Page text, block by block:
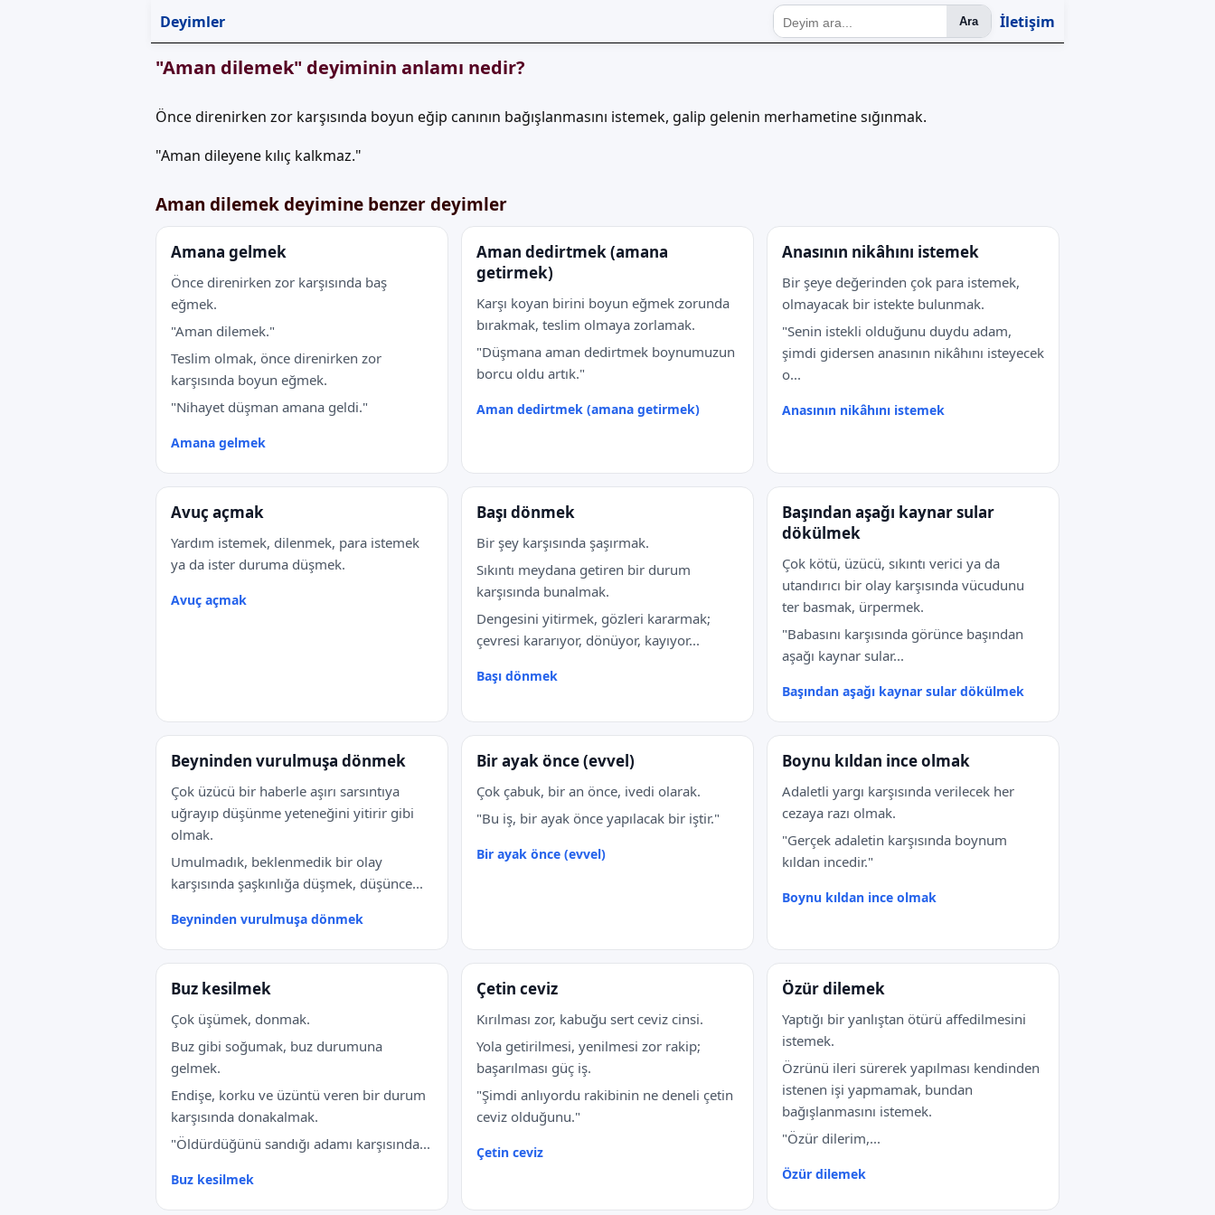
Deyimler Ara İletişim
"Aman dilemek" deyiminin anlamı nedir?
Önce direnirken zor karşısında boyun eğip canının bağışlanmasını istemek, galip gelenin merhametine sığınmak.
"Aman dileyene kılıç kalkmaz."
Aman dilemek deyimine benzer deyimler
Amana gelmek
Önce direnirken zor karşısında baş
eğmek.
"Aman dilemek."
Teslim olmak, önce direnirken zor
karşısında boyun eğmek.
"Nihayet düşman amana geldi."
Amana gelmek
Aman dedirtmek (amana
getirmek)
Karşı koyan birini boyun eğmek zorunda
bırakmak, teslim olmaya zorlamak.
"Düşmana aman dedirtmek boynumuzun
borcu oldu artık."
Aman dedirtmek (amana getirmek)
Anasının nikâhını istemek
Bir şeye değerinden çok para istemek,
olmayacak bir istekte bulunmak.
"Senin istekli olduğunu duydu adam,
şimdi gidersen anasının nikâhını isteyecek
o...
Anasının nikâhını istemek
Avuç açmak
Yardım istemek, dilenmek, para istemek
ya da ister duruma düşmek.
Avuç açmak
Başı dönmek
Bir şey karşısında şaşırmak.
Sıkıntı meydana getiren bir durum
karşısında bunalmak.
Dengesini yitirmek, gözleri kararmak;
çevresi kararıyor, dönüyor, kayıyor...
Başı dönmek
Başından aşağı kaynar sular
dökülmek
Çok kötü, üzücü, sıkıntı verici ya da
utandırıcı bir olay karşısında vücudunu
ter basmak, ürpermek.
"Babasını karşısında görünce başından
aşağı kaynar sular...
Başından aşağı kaynar sular dökülmek
Beyninden vurulmuşa dönmek
Çok üzücü bir haberle aşırı sarsıntıya
uğrayıp düşünme yeteneğini yitirir gibi
olmak.
Umulmadık, beklenmedik bir olay
karşısında şaşkınlığa düşmek, düşünce...
Beyninden vurulmuşa dönmek
Bir ayak önce (evvel)
Çok çabuk, bir an önce, ivedi olarak.
"Bu iş, bir ayak önce yapılacak bir iştir."
Bir ayak önce (evvel)
Boynu kıldan ince olmak
Adaletli yargı karşısında verilecek her
cezaya razı olmak.
"Gerçek adaletin karşısında boynum
kıldan incedir."
Boynu kıldan ince olmak
Buz kesilmek
Çok üşümek, donmak.
Buz gibi soğumak, buz durumuna
gelmek.
Endişe, korku ve üzüntü veren bir durum
karşısında donakalmak.
"Öldürdüğünü sandığı adamı karşısında...
Buz kesilmek
Çetin ceviz
Kırılması zor, kabuğu sert ceviz cinsi.
Yola getirilmesi, yenilmesi zor rakip;
başarılması güç iş.
"Şimdi anlıyordu rakibinin ne deneli çetin
ceviz olduğunu."
Çetin ceviz
Özür dilemek
Yaptığı bir yanlıştan ötürü affedilmesini
istemek.
Özrünü ileri sürerek yapılması kendinden
istenen işi yapmamak, bundan
bağışlanmasını istemek.
"Özür dilerim,...
Özür dilemek